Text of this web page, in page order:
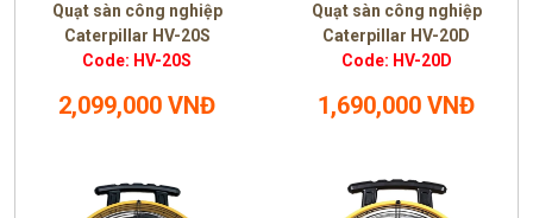
Quạt sàn công nghiệp
Caterpillar HV-20S
Code: HV-20S
2,099,000 VNĐ
Quạt sàn công nghiệp
Caterpillar HV-20D
Code: HV-20D
1,690,000 VNĐ